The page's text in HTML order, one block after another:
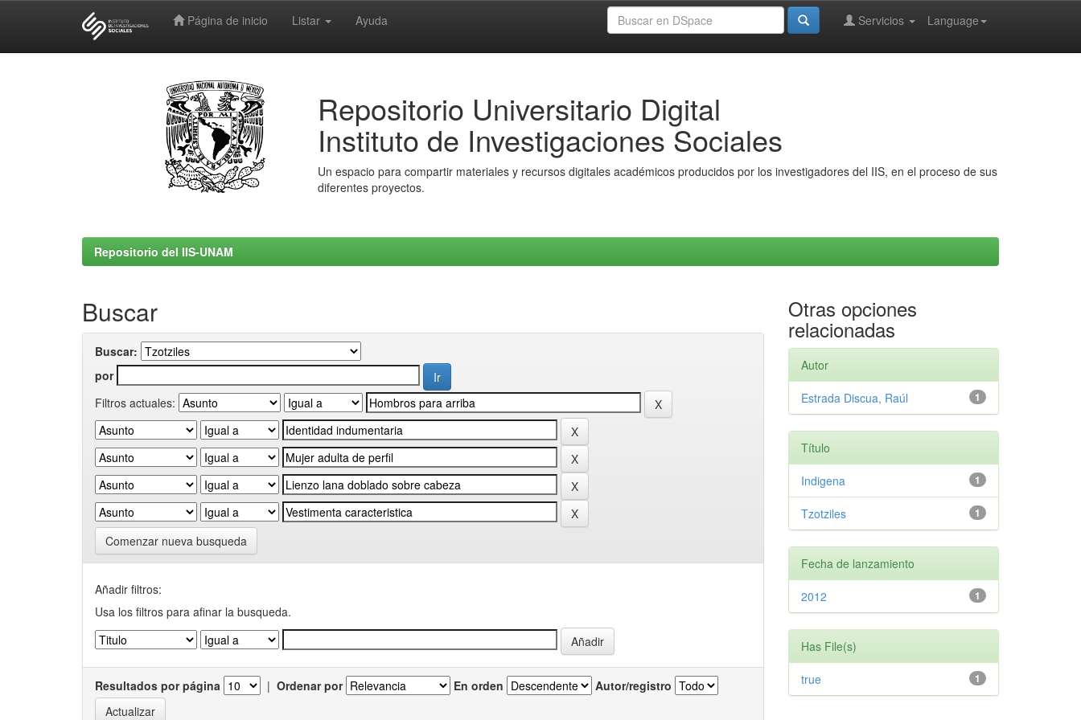
Página de inicio Listar Ayuda Language
Servicios
Repositorio Universitario Digital
Instituto de Investigaciones Sociales
Un espacio para compartir materiales y recursos digitales académicos producidos por los investigadores del IIS, en el proceso de sus
diferentes proyectos.
Repositorio del IIS-UNAM
Buscar
Buscar:
por
Filtros actuales:
Comenzar nueva busqueda
Añadir filtros:
Usa los filtros para afinar la busqueda.
Resultados por página | Ordenar por En orden Autor/registro
Otras opciones
relacionadas
Autor
1
Estrada Discua, Raúl
Título
1
Indigena
1
Tzotziles
Fecha de lanzamiento
1
2012
Has File(s)
1
true